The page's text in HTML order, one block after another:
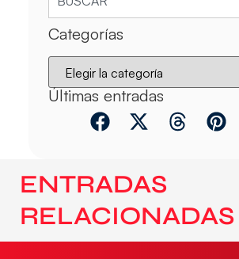
Categorías
Últimas entradas
ENTRADAS
RELACIONADAS